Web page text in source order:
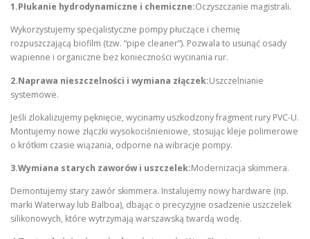
1.Płukanie hydrodynamiczne i chemiczne:Oczyszczanie magistrali.
Wykorzystujemy specjalistyczne pompy płuczące i chemię
rozpuszczającą biofilm (tzw. “pipe cleaner”). Pozwala to usunąć osady
wapienne i organiczne bez konieczności wycinania rur.
2.Naprawa nieszczelności i wymiana złączek:Uszczelnianie
systemowe.
Jeśli zlokalizujemy pęknięcie, wycinamy uszkodzony fragment rury PVC-U.
Montujemy nowe złączki wysokociśnieniowe, stosując kleje polimerowe
o krótkim czasie wiązania, odporne na wibracje pompy.
3.Wymiana starych zaworów i uszczelek:Modernizacja skimmera.
Demontujemy stary zawór skimmera. Instalujemy nowy hardware (np.
marki Waterway lub Balboa), dbając o precyzyjne osadzenie uszczelek
silikonowych, które wytrzymają warszawską twardą wodę.